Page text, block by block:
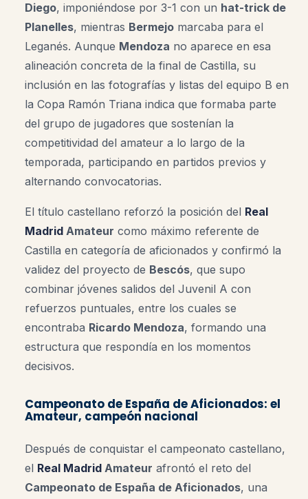
Diego, imponiéndose por 3-1 con un hat-trick de
Planelles, mientras Bermejo marcaba para el
Leganés. Aunque Mendoza no aparece en esa
alineación concreta de la final de Castilla, su
inclusión en las fotografías y listas del equipo B en
la Copa Ramón Triana indica que formaba parte
del grupo de jugadores que sostenían la
competitividad del amateur a lo largo de la
temporada, participando en partidos previos y
alternando convocatorias.
El título castellano reforzó la posición del Real
Madrid Amateur como máximo referente de
Castilla en categoría de aficionados y confirmó la
validez del proyecto de Bescós, que supo
combinar jóvenes salidos del Juvenil A con
refuerzos puntuales, entre los cuales se
encontraba Ricardo Mendoza, formando una
estructura que respondía en los momentos
decisivos.
Campeonato de España de Aficionados: el
Amateur, campeón nacional
Después de conquistar el campeonato castellano,
el Real Madrid Amateur afrontó el reto del
Campeonato de España de Aficionados, una